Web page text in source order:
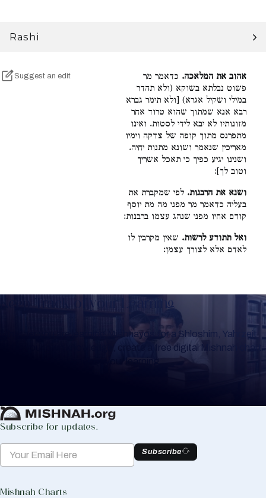
Rashi
Suggest an edit אהוב את המלאכה. כדאמר מר
פשוט נבלתא בשוקא (ולא תהדר
במילי ושקיל אגרא) [ולא תימר גברא
רבא אנא שמתוך שהוא טרוד אחר
מזונותיו לא יבא לידי לסטות. ואינו
מתפרנס מתוך קופה של צדקה וימיו
מאריכין שנאמר ושונא מתנות יחיה.
ושנינו יגיע כפיך כי תאכל אשריך
וטוב לך]:
ושנא את הרבנות. לפי שמקברת את
בעליה כדאמר מר מפני מה מת יוסף
קודם אחיו מפני שנהג עצמו ברבנות:
ואל תתודע לרשות. שאין מקרבין לו
לאדם אלא לצורך עצמן:
Keep Track of your Learning
Whether you are learning Mishnayos for a Shloshim, Yahrzeit
or for your own knowledge, create a free digital Mishnah chart
to help you keep track of your learning.
Subscribe for updates.
Subscribe
Mishnah Charts